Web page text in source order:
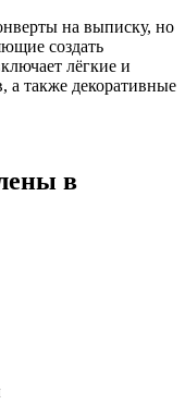
на выписку, но
создать
лёгкие и
а также декоративные
в